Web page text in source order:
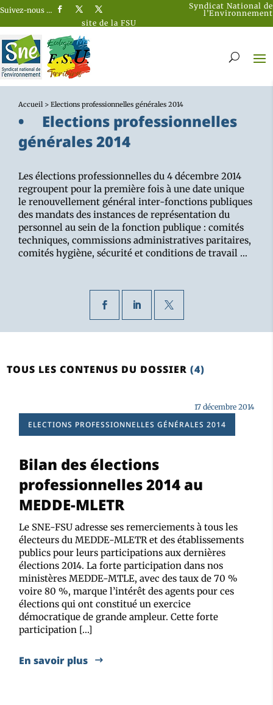
Suivez-nous …
Syndicat National de
l’Environnement
site de la FSU
Accueil>Elections professionnelles générales 2014
Elections professionnelles
générales 2014
Les élections professionnelles du 4 décembre 2014
regroupent pour la première fois à une date unique
le renouvellement général inter-fonctions publiques
des mandats des instances de représentation du
personnel au sein de la fonction publique : comités
techniques, commissions administratives paritaires,
comités hygiène, sécurité et conditions de travail …
TOUS LES CONTENUS DU DOSSIER(4)
ELECTIONS PROFESSIONNELLES GÉNÉRALES 2014
17 décembre 2014
Bilan des élections
professionnelles 2014 au
MEDDE-MLETR
Le SNE-FSU adresse ses remerciements à tous les
électeurs du MEDDE-MLETR et des établissements
publics pour leurs participations aux dernières
élections 2014. La forte participation dans nos
ministères MEDDE-MTLE, avec des taux de 70 %
voire 80 %, marque l’intérêt des agents pour ces
élections qui ont constitué un exercice
démocratique de grande ampleur. Cette forte
participation […]
En savoir plus